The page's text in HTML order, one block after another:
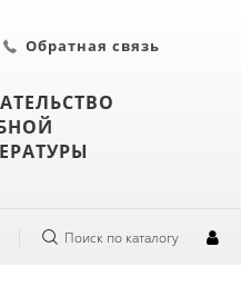
Обратная связь
Поиск по каталогу